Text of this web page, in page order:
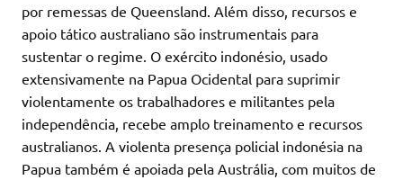
por remessas de Queensland. Além disso, recursos e
apoio tático australiano são instrumentais para
sustentar o regime. O exército indonésio, usado
extensivamente na Papua Ocidental para suprimir
violentamente os trabalhadores e militantes pela
independência, recebe amplo treinamento e recursos
australianos. A violenta presença policial indonésia na
Papua também é apoiada pela Austrália, com muitos de